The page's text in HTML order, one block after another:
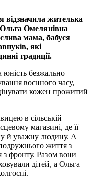
відзначила жителька
Омелянівна
мама, бабуся
які
традиції.
безжально
воєнного часу,
кожен прожитий
в сільській
магазині, де її
й уважну людину. А
життя з
з фронту. Разом вони
дітей, а Ольга